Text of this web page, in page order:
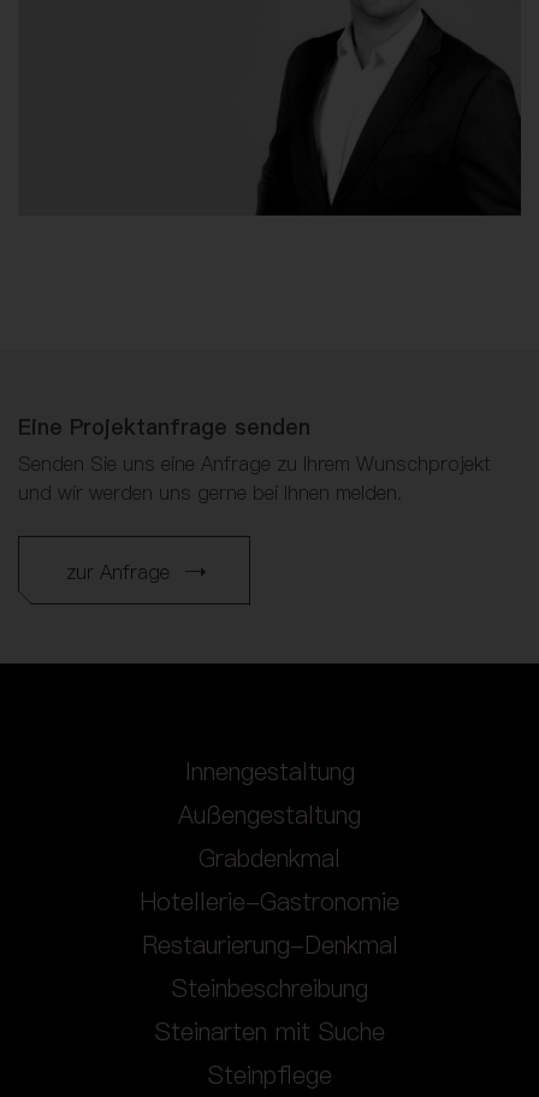
Eine Projektanfrage senden
Senden Sie uns eine Anfrage zu Ihrem Wunschprojekt
und wir werden uns gerne bei Ihnen melden.
zur Anfrage
Innengestaltung
Außengestaltung
Grabdenkmal
Hotellerie-Gastronomie
Restaurierung-Denkmal
Steinbeschreibung
Steinarten mit Suche
Steinpflege